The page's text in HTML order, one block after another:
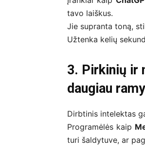
tavo laiškus.
Jie supranta toną,
Užtenka kelių
3. Pirkinių ir
daugiau
Dirbtinis intelektas
Programėlės kaip
turi šaldytuve, ar